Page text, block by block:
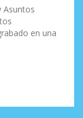
Asuntos
en una